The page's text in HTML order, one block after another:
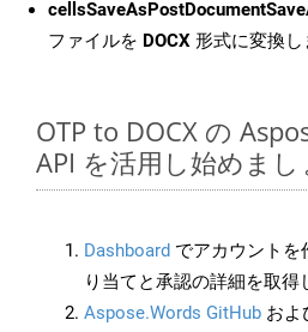
ファイルを DOCX 形式に変換し
OTP to DOCX の
API を活用し始めまし
Dashboard でアカウントを
り当てと承認の詳細を取得
Aspose.Words GitHub およ